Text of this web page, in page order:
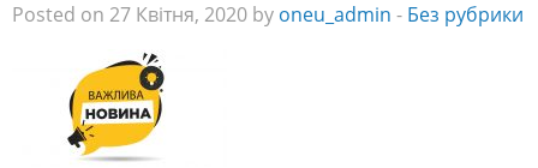
Posted on 27 Квітня, 2020 by oneu_admin - Без рубрики